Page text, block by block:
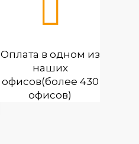
Оплата в одном из
наших
офисов(более 430
офисов)